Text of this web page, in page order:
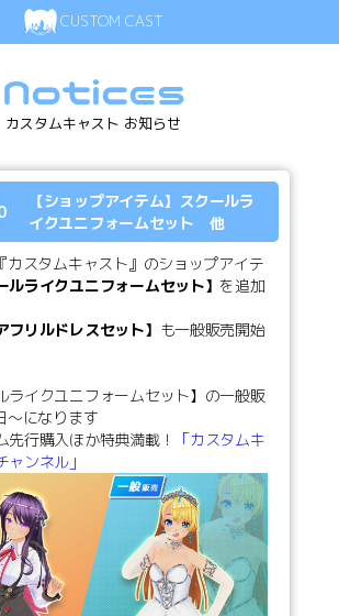
CUSTOM CAST
Notices
カスタムキャスト お知らせ
【ショップアイテム】スクールラ
イクユニフォームセット 他
カスタムキャスト』のショップアイテ
ルライクユニフォームセット】 を追加
フリルドレスセット】 も一般販売開始
ライクユニフォームセット】の一般販
～になります
行購入ほか特典満載！
「カスタムキ
ャンネル」